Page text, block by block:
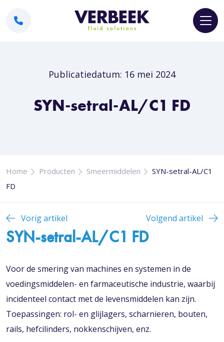
Publicatiedatum: 16 mei 2024
SYN-setral-AL/C1 FD
Home Producten Smeermiddelen
SYN-setral-AL/C1
FD
Vorig artikel Volgend artikel
SYN-setral-AL/C1 FD
Voor de smering van machines en systemen in de
voedingsmiddelen- en farmaceutische industrie, waarbij
incidenteel contact met de levensmiddelen kan zijn.
Toepassingen: rol- en glijlagers, scharnieren, bouten,
rails, hefcilinders, nokkenschijven, enz.